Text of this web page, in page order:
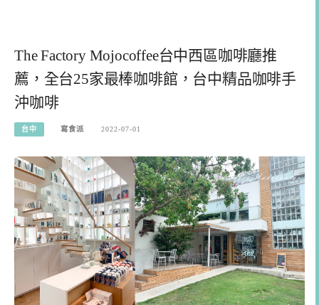
The Factory Mojocoffee台中西區咖啡廳推
薦，全台25家最棒咖啡館，台中精品咖啡手
沖咖啡
台中 寫食派 2022-07-01